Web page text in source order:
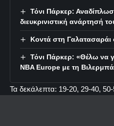
Τόνι Πάρκερ:
διευκρινιστική ανάρτησή
Κοντά στη Γαλατασαράι
Τόνι Πάρκερ: «Θέλω να
NBA Europe με τη
Τα δεκάλεπτα: 19-20, 29-40,